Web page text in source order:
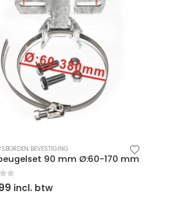
BEVESTIGING
90 mm Ø:60-170 mm
of 5incl. btw